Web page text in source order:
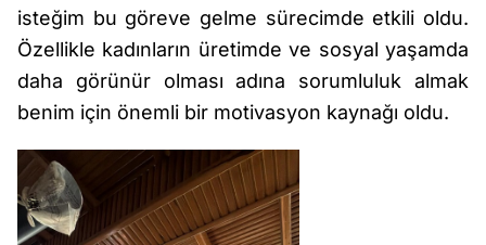
isteğim bu göreve gelme sürecimde etkili oldu.
Özellikle kadınların üretimde ve sosyal yaşamda
daha görünür olması adına sorumluluk almak
benim için önemli bir motivasyon kaynağı oldu.